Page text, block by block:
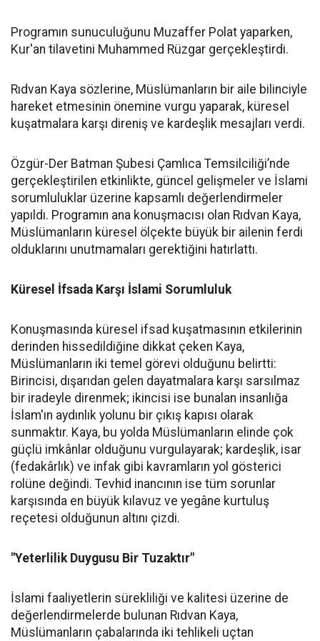
Programın sunuculuğunu Muzaffer Polat yaparken,
Kur'an tilavetini Muhammed Rüzgar gerçekleştirdi.
Rıdvan Kaya sözlerine, Müslümanların bir aile bilinciyle
hareket etmesinin önemine vurgu yaparak, küresel
kuşatmalara karşı direniş ve kardeşlik mesajları verdi.
Özgür-Der Batman Şubesi Çamlıca Temsilciliği’nde
gerçekleştirilen etkinlikte, güncel gelişmeler ve İslami
sorumluluklar üzerine kapsamlı değerlendirmeler
yapıldı. Programın ana konuşmacısı olan Rıdvan Kaya,
Müslümanların küresel ölçekte büyük bir ailenin ferdi
olduklarını unutmamaları gerektiğini hatırlattı.
Küresel İfsada Karşı İslami Sorumluluk
Konuşmasında küresel ifsad kuşatmasının etkilerinin
derinden hissedildiğine dikkat çeken Kaya,
Müslümanların iki temel görevi olduğunu belirtti:
Birincisi, dışarıdan gelen dayatmalara karşı sarsılmaz
bir iradeyle direnmek; ikincisi ise bunalan insanlığa
İslam'ın aydınlık yolunu bir çıkış kapısı olarak
sunmaktır. Kaya, bu yolda Müslümanların elinde çok
güçlü imkânlar olduğunu vurgulayarak; kardeşlik, isar
(fedakârlık) ve infak gibi kavramların yol gösterici
rolüne değindi. Tevhid inancının ise tüm sorunlar
karşısında en büyük kılavuz ve yegâne kurtuluş
reçetesi olduğunun altını çizdi.
"Yeterlilik Duygusu Bir Tuzaktır"
İslami faaliyetlerin sürekliliği ve kalitesi üzerine de
değerlendirmelerde bulunan Rıdvan Kaya,
Müslümanların çabalarında iki tehlikeli uçtan